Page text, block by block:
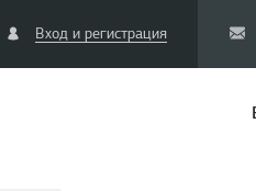
Вход и регистрация